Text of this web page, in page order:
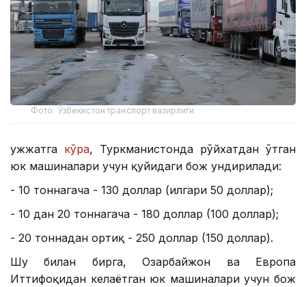
Фото: Ўзбекистон транспорт вазирлиги
Ҳужжатга кўра, Туркманистонда рўйхатдан ўтган
юк машиналари учун қуйидаги бож ундирилади:
- 10 тоннагача - 130 доллар (илгари 50 доллар);
- 10 дан 20 тоннагача - 180 доллар (100 доллар);
- 20 тоннадан ортиқ - 250 доллар (150 доллар).
Шу билан бирга, Озарбайжон ва Европа
Иттифоқидан келаётган юк машиналари учун бож